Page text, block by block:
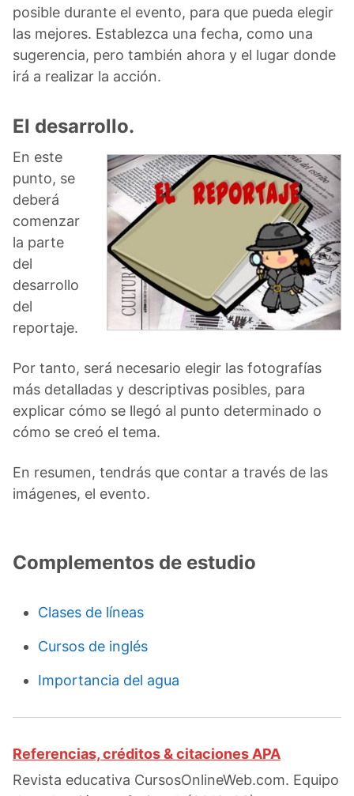
posible durante el evento, para que pueda elegir
las mejores. Establezca una fecha, como una
sugerencia, pero también ahora y el lugar donde
irá a realizar la acción.
El desarrollo.
En este
punto, se
deberá
comenzar
la parte
del
desarrollo
del
reportaje.
Por tanto, será necesario elegir las fotografías
más detalladas y descriptivas posibles, para
explicar cómo se llegó al punto determinado o
cómo se creó el tema.
En resumen, tendrás que contar a través de las
imágenes, el evento.
Complementos de estudio
Clases de líneas
Cursos de inglés
Importancia del agua
Referencias, créditos & citaciones APA
Revista educativa CursosOnlineWeb.com. Equipo